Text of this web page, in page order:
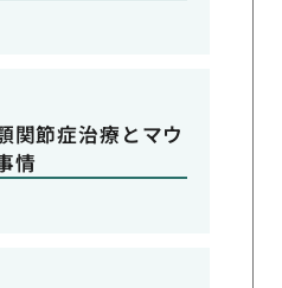
関節症治療とマウ
情